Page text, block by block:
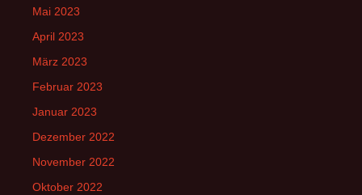
Mai 2023
April 2023
März 2023
Februar 2023
Januar 2023
Dezember 2022
November 2022
Oktober 2022